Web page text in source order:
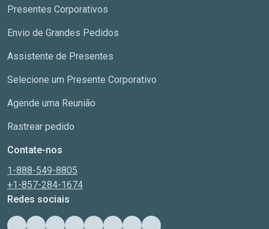
Presentes Corporativos
Envio de Grandes Pedidos
Assistente de Presentes
Selecione um Presente Corporativo
Agende uma Reunião
Rastrear pedido
Contate-nos
1-888-549-8805
+1-857-284-1674
Redes sociais